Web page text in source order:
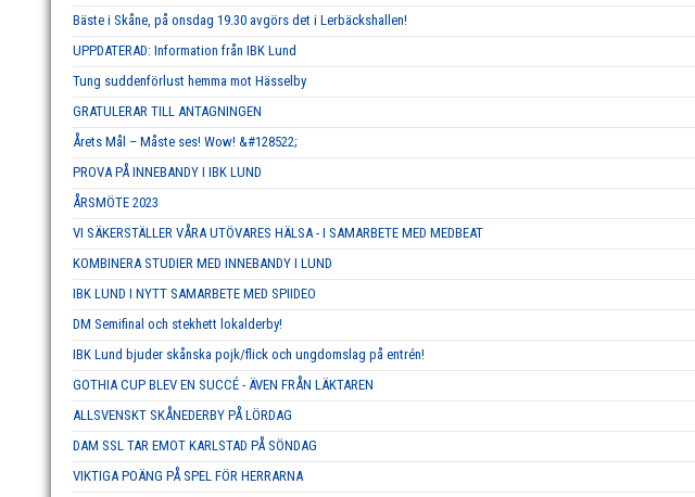
Bäste i Skåne, på onsdag 19.30 avgörs det i Lerbäckshallen!
UPPDATERAD: Information från IBK Lund
Tung suddenförlust hemma mot Hässelby
GRATULERAR TILL ANTAGNINGEN
Årets Mål – Måste ses! Wow! &#128522;
PROVA PÅ INNEBANDY I IBK LUND
ÅRSMÖTE 2023
VI SÄKERSTÄLLER VÅRA UTÖVARES HÄLSA - I SAMARBETE MED MEDBEAT
KOMBINERA STUDIER MED INNEBANDY I LUND
IBK LUND I NYTT SAMARBETE MED SPIIDEO
DM Semifinal och stekhett lokalderby!
IBK Lund bjuder skånska pojk/flick och ungdomslag på entrén!
GOTHIA CUP BLEV EN SUCCÉ - ÄVEN FRÅN LÄKTAREN
ALLSVENSKT SKÅNEDERBY PÅ LÖRDAG
DAM SSL TAR EMOT KARLSTAD PÅ SÖNDAG
VIKTIGA POÄNG PÅ SPEL FÖR HERRARNA